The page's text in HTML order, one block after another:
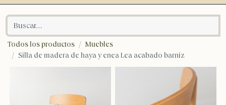
Todos los productos
Muebles
Silla de madera de haya y enea Lea acabado barniz